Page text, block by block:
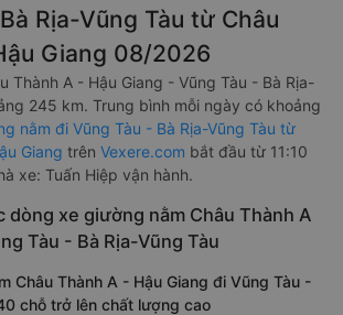
Rịa-Vũng Tàu từ Châu
Giang 08/2026
Thành A - Hậu Giang - Vũng Tàu - Bà Rịa-
245 km. Trung bình mỗi ngày có khoảng
nằm đi Vũng Tàu - Bà Rịa-Vũng Tàu từ
Giang trên Vexere.com bắt đầu từ 11:10
xe: Tuấn Hiệp vận hành.
dòng xe giường nằm Châu Thành A
Tàu - Bà Rịa-Vũng Tàu
Châu Thành A - Hậu Giang đi Vũng Tàu -
chỗ trở lên chất lượng cao